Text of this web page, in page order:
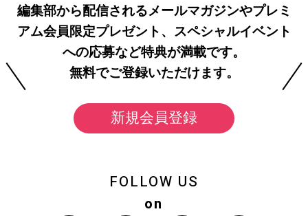
編集部から配信されるメールマガジンやプレミ
アム会員限定プレゼント、スペシャルイベント
への応募など特典が満載です。
無料でご登録いただけます。
新規会員登録
FOLLOW US
on